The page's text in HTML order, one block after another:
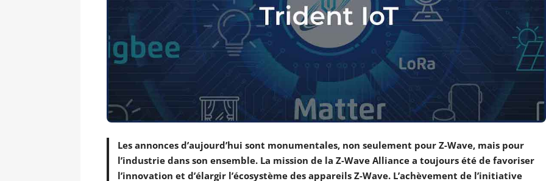
Les annonces d’aujourd’hui sont monumentales, non seulement pour Z-Wave, mais pour
l’industrie dans son ensemble. La mission de la Z-Wave Alliance a toujours été de favoriser
l’innovation et d’élargir l’écosystème des appareils Z-Wave. L’achèvement de l’initiative